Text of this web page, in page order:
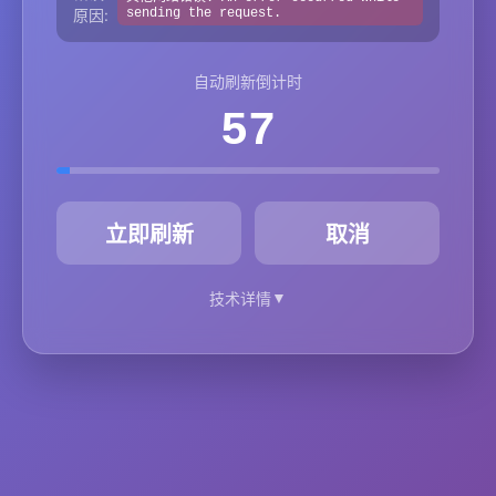
原因:
sending the request.
自动刷新倒计时
57
立即刷新 取消
技术详情▼